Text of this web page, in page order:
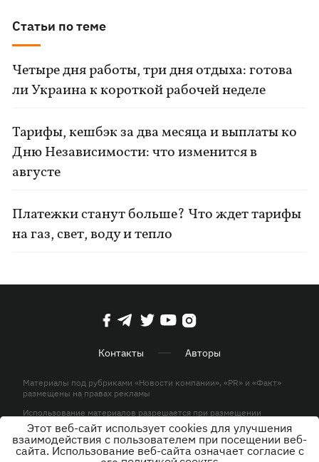
Статьи по теме
Четыре дня работы, три дня отдыха: готова
ли Украина к короткой рабочей неделе
Тарифы, кешбэк за два месяца и выплаты ко
Дню Независимости: что изменится в
августе
Платежки станут больше? Что ждет тарифы
на газ, свет, воду и тепло
Контакты Авторы
Материалы под рубриками «Новости компании», «PR» и «Факт»
размещены на правах рекламы
Использование материалов разрешается при размещении
активной гиперссылки на KP.UA в первом абзаце.
© ООО «ЮЛАВ МЕДИА»,2026. Все права защищены.
Этот веб-сайт использует cookies для улучшения
взаимодействия с пользователем при посещении веб-
сайта. Использование веб-сайта означает согласие с